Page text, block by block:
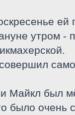
ей
утром -
Майкл был
было очень